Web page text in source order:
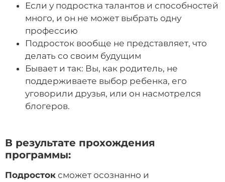
Если у подростка талантов и способностей
много, и он не может выбрать одну
профессию
Подросток вообще не представляет, что
делать со своим будущим
Бывает и так: Вы, как родитель, не
поддерживаете выбор ребенка, его
уговорили друзья, или он насмотрелся
блогеров.
В результате прохождения
программы:
Подросток сможет осознанно и